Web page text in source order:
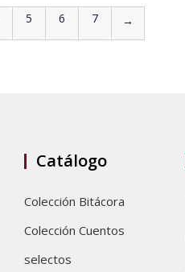
5 6 7 →
Catálogo
Colección Bitácora
Colección Cuentos
selectos